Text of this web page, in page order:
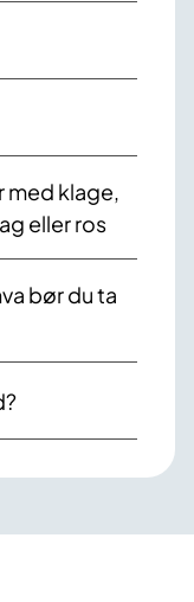
med klage,
eller ros
bør du ta